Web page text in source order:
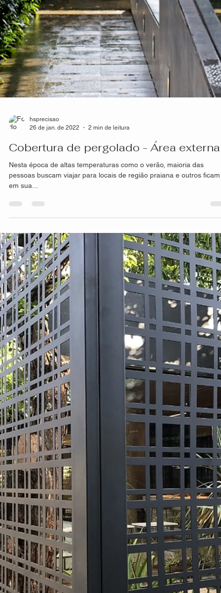
26 de jan. de 2022
2 min de leitura
Cobertura de pergolado - Área externa
Nesta época de altas temperaturas como o verão, maioria das
pessoas buscam viajar para locais de região praiana e outros ficam
em sua...